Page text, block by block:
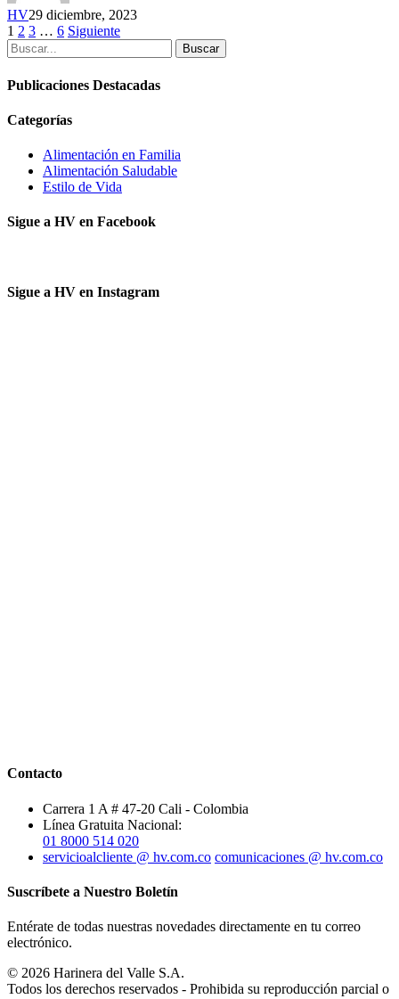
HV29 diciembre, 2023
1 2 3 … 6 Siguiente
Publicaciones Destacadas
Categorías
Alimentación en Familia
Alimentación Saludable
Estilo de Vida
Sigue a HV en Facebook
Sigue a HV en Instagram
Contacto
Carrera 1 A # 47-20 Cali - Colombia
Línea Gratuita Nacional:
01 8000 514 020
servicioalcliente @ hv.com.co comunicaciones @ hv.com.co
Suscríbete a Nuestro Boletín
Entérate de todas nuestras novedades directamente en tu correo
electrónico.
© 2026 Harinera del Valle S.A.
Todos los derechos reservados - Prohibida su reproducción parcial o